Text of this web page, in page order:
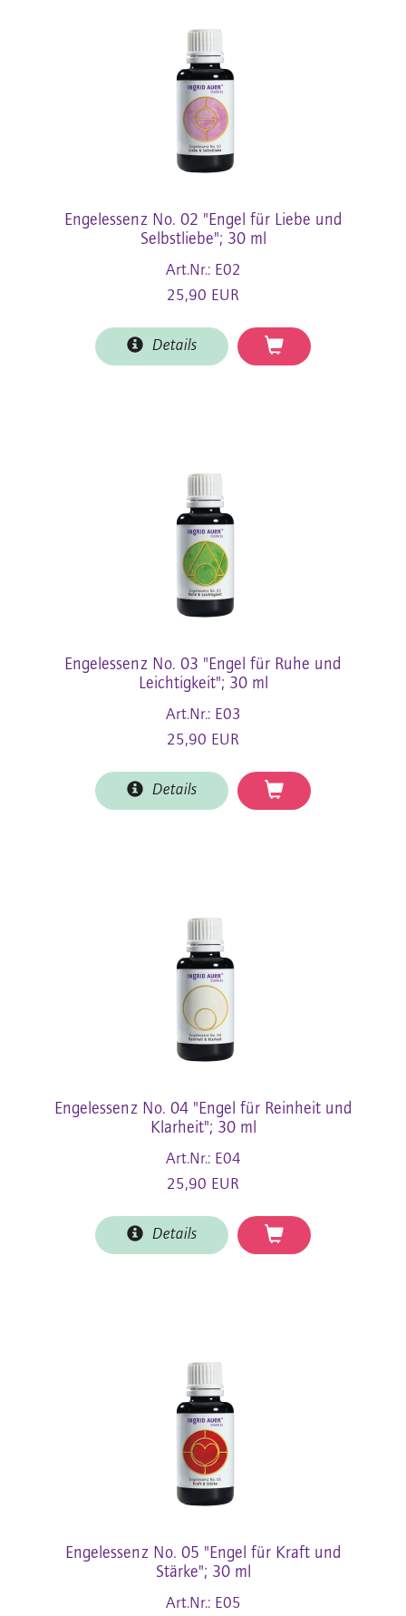
Engelessenz No. 02 "Engel für Liebe und
Selbstliebe"; 30 ml
Art.Nr.: E02
25,90 EUR
Details
Engelessenz No. 03 "Engel für Ruhe und
Leichtigkeit"; 30 ml
Art.Nr.: E03
25,90 EUR
Details
Engelessenz No. 04 "Engel für Reinheit und
Klarheit"; 30 ml
Art.Nr.: E04
25,90 EUR
Details
Engelessenz No. 05 "Engel für Kraft und
Stärke"; 30 ml
Art.Nr.: E05